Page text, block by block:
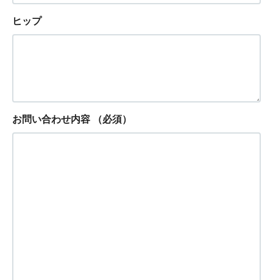
ヒップ
お問い合わせ内容 （必須）